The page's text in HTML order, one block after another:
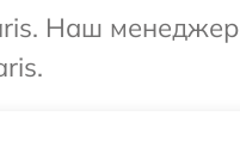
Наш менеджер